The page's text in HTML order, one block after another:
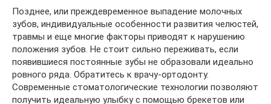
Позднее, или преждевременное выпадение молочных
зубов, индивидуальные особенности развития челюстей,
травмы и еще многие факторы приводят к нарушению
положения зубов. Не стоит сильно переживать, если
появившиеся постоянные зубы не образовали идеально
ровного ряда. Обратитесь к врачу-ортодонту.
Современные стоматологические технологии позволяют
получить идеальную улыбку с помощью брекетов или